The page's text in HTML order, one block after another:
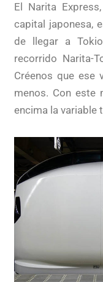
El Narita
capital japonesa,
de llegar a
recorrido Narita-
Créenos que ese
menos. Con este
encima la variable